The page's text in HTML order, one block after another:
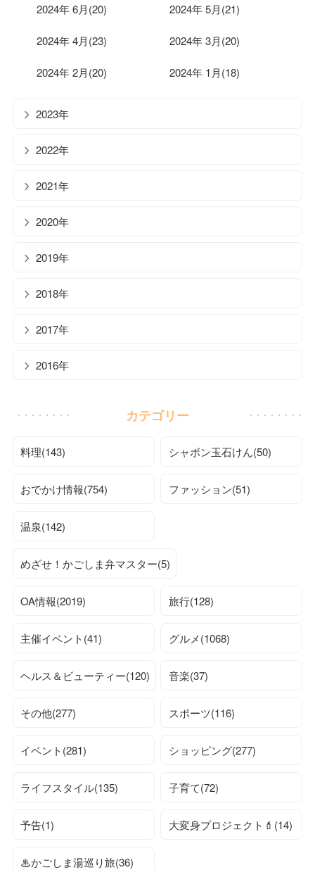
2024年 6月(20) 2024年 5月(21)
2024年 4月(23) 2024年 3月(20)
2024年 2月(20) 2024年 1月(18)
2023年
2022年
2021年
2020年
2019年
2018年
2017年
2016年
カテゴリー
料理(143) シャボン玉石けん(50)
おでかけ情報(754) ファッション(51)
温泉(142)
めざせ！かごしま弁マスター(5)
OA情報(2019) 旅行(128)
主催イベント(41) グルメ(1068)
ヘルス＆ビューティー(120) 音楽(37)
その他(277) スポーツ(116)
イベント(281) ショッピング(277)
ライフスタイル(135) 子育て(72)
予告(1) 大変身プロジェクト💄(14)
♨かごしま湯巡り旅(36)